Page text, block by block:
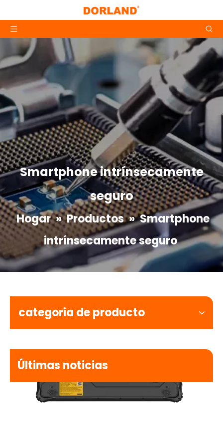
Smartphone intrínsecamente
seguro
Hogar »Productos »Smartphone
intrínsecamente seguro
categoria de producto
Últimas noticias